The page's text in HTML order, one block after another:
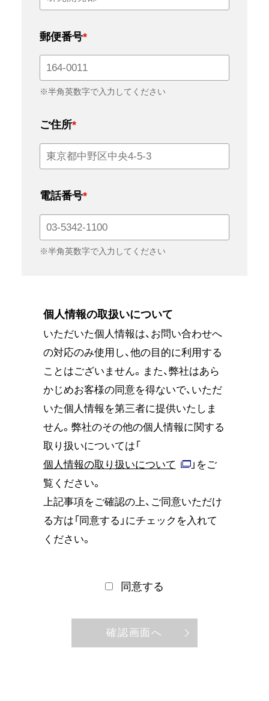
郵便番号*
※半角英数字で入力してください
ご住所*
電話番号*
※半角英数字で入力してください
個人情報の取扱いについて
いただいた個人情報は、お問い合わせへ
の対応のみ使用し、他の目的に利用する
ことはございません。また、弊社はあら
かじめお客様の同意を得ないで、いただ
いた個人情報を第三者に提供いたしま
せん。弊社のその他の個人情報に関する
取り扱いについては「
個人情報の取り扱いについて
」をご
覧ください。
上記事項をご確認の上、ご同意いただけ
る方は「同意する」にチェックを入れて
ください。
同意する
確認画面へ